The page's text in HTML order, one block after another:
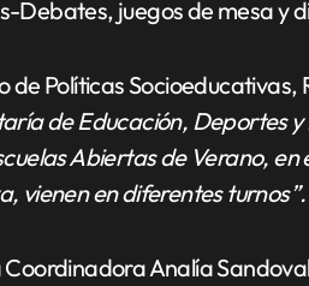
Debates, juegos de mesa y
de Políticas Socioeducativas,
de Educación, Deportes
Abiertas de Verano,
vienen en diferentes turnos”.
Analía